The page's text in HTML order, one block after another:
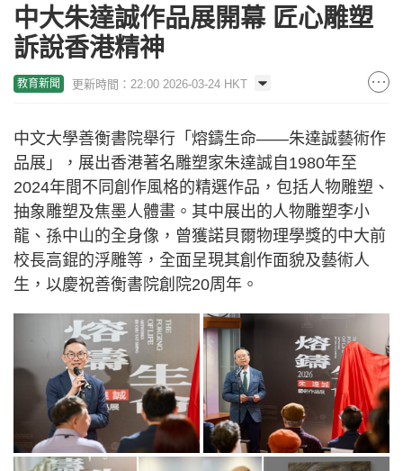
中大朱達誠作品展開幕 匠心雕塑
訴說香港精神
教育新聞 更新時間：22:00 2026-03-24 HKT
中文大學善衡書院舉行「熔鑄生命——朱達誠藝術作
品展」，展出香港著名雕塑家朱達誠自1980年至
2024年間不同創作風格的精選作品，包括人物雕塑、
抽象雕塑及焦墨人體畫。其中展出的人物雕塑李小
龍、孫中山的全身像，曾獲諾貝爾物理學獎的中大前
校長高錕的浮雕等，全面呈現其創作面貌及藝術人
生，以慶祝善衡書院創院20周年。